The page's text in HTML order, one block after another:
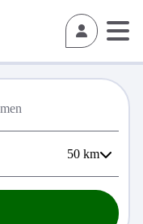
50 km